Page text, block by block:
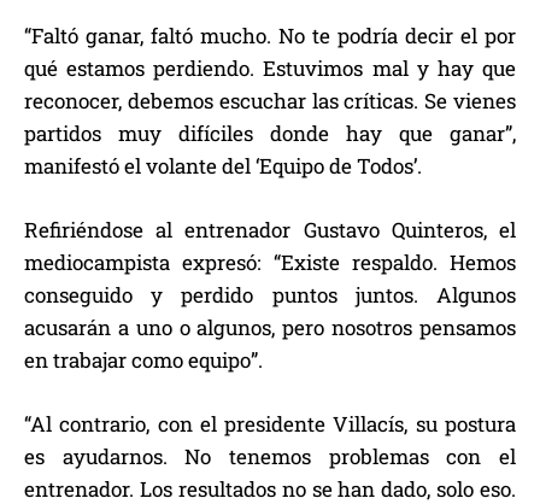
“Faltó ganar, faltó mucho. No te podría decir el por
qué estamos perdiendo. Estuvimos mal y hay que
reconocer, debemos escuchar las críticas. Se vienes
partidos muy difíciles donde hay que ganar”,
manifestó el volante del ‘Equipo de Todos’.
Refiriéndose al entrenador Gustavo Quinteros, el
mediocampista expresó: “Existe respaldo. Hemos
conseguido y perdido puntos juntos. Algunos
acusarán a uno o algunos, pero nosotros pensamos
en trabajar como equipo”.
“Al contrario, con el presidente Villacís, su postura
es ayudarnos. No tenemos problemas con el
entrenador. Los resultados no se han dado, solo eso.